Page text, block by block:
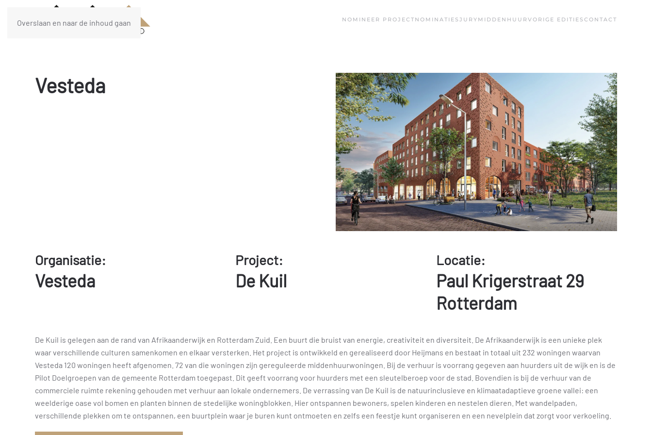
Overslaan en naar de inhoud gaan NOMINEER PROJECT NOMINATIES JURY MIDDENHUUR VORIGE EDITIES CONTACT
Vesteda
Organisatie:
Vesteda
Project:
De Kuil
Locatie:
Paul Krigerstraat 29
Rotterdam
De Kuil is gelegen aan de rand van Afrikaanderwijk en Rotterdam Zuid. Een buurt die bruist van energie, creativiteit en diversiteit. De Afrikaanderwijk is een unieke plek
waar verschillende culturen samenkomen en elkaar versterken. Het project is ontwikkeld en gerealiseerd door Heijmans en bestaat in totaal uit 232 woningen waarvan
Vesteda 120 woningen heeft afgenomen. 72 van die woningen zijn gereguleerde middenhuurwoningen. Bij de verhuur is voorrang gegeven aan huurders uit de wijk en is de
Pilot Doelgroepen van de gemeente Rotterdam toegepast. Dit geeft voorrang voor huurders met een sleutelberoep voor de stad. Bovendien is bij de verhuur van de
commerciele ruimte rekening gehouden met verhuur aan lokale ondernemers. De verrassing van De Kuil is de natuurinclusieve en klimaatadaptieve groene vallei: een
weelderige oase vol bomen en planten binnen de stedelijke woningblokken. Hier ontspannen bewoners, spelen kinderen en nestelen dieren. Met wandelpaden,
verschillende plekken om te ontspannen, een buurtplein waar je buren kunt ontmoeten en zelfs een feestje kunt organiseren en een nevelplein dat zorgt voor verkoeling.